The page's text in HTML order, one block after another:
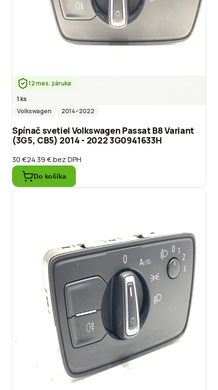
12 mes. záruka
1 ks
Volkswagen
2014–2022
Spínač svetiel Volkswagen Passat B8 Variant
(3G5, CB5) 2014 - 2022 3G0941633H
30 €24.39 €bez DPH
Do košíka